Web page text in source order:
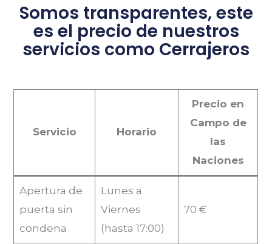
Somos transparentes, este
es el precio de nuestros
servicios como Cerrajeros
Servicio Horario
Precio en
Campo de
las
Naciones
Apertura de
puerta sin
condena
Lunes a
Viernes
(hasta 17:00)
70 €